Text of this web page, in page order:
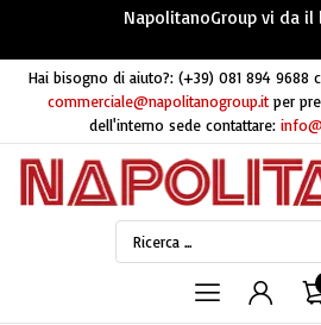
NapolitanoGroup vi da il
Hai bisogno di aiuto?: (+39) 081 894 9688
commerciale@napolitanogroup.it per
dell'interno sede contattare: